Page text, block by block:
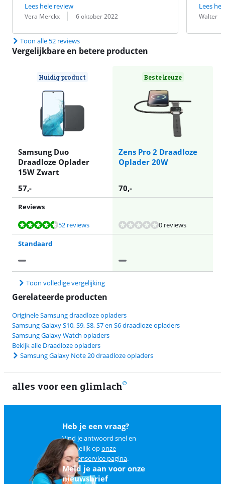
Lees hele review
Beoordeling door:
Vera Merckx
Datum: 6 oktober 2022
Lees
Walter
Datum:
Toon alle 52 reviews
Vergelijkbare en betere producten
Huidig product
Samsung Duo
Draadloze Oplader
15W Zwart
Beste keuze
Zens Pro 2 Draadloze
Oplader 20W
57,- 70,-
Reviews
Beoordeling is 8,6 van de 10, gebaseerd op 52 reviews.
52 reviews 0 reviews
Standaard
Toon volledige vergelijking
Gerelateerde producten
Originele Samsung draadloze opladers
Samsung Galaxy S10, S9, S8, S7 en S6 draadloze opladers
Samsung Galaxy Watch opladers
Bekijk alle Draadloze opladers
Samsung Galaxy Note 20 draadloze opladers
alles voor een glimlach
Heb je een vraag?
Vind je antwoord snel en
makkelijk oponze
klantenservice pagina.
Meld je aan voor onze
nieuwsbrief